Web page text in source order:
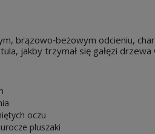
brązowo‑beżowym odcieniu,
jakby trzymał się gałęzi
oczu
pluszaki